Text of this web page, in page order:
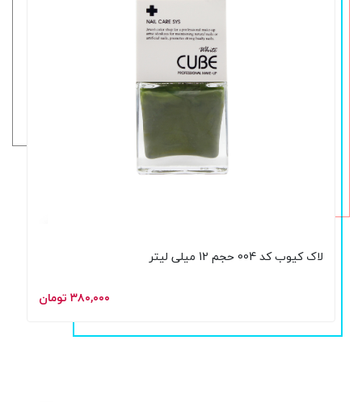
لاک کیوب کد 004 حجم 12 میلی لیتر
۳۸۰,۰۰۰ تومان